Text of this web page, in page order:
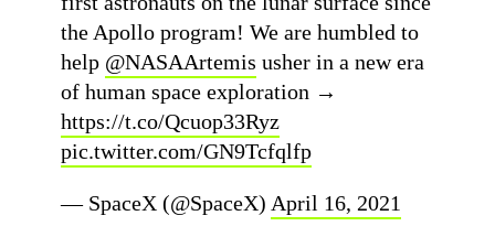
the Apollo program! We are humbled to
help @NASAArtemis usher in a new era
of human space exploration →
https://t.co/Qcuop33Ryz
pic.twitter.com/GN9Tcfqlfp
— SpaceX (@SpaceX) April 16, 2021